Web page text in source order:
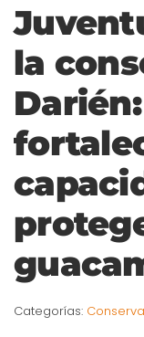
la
Darién:
Categorías: